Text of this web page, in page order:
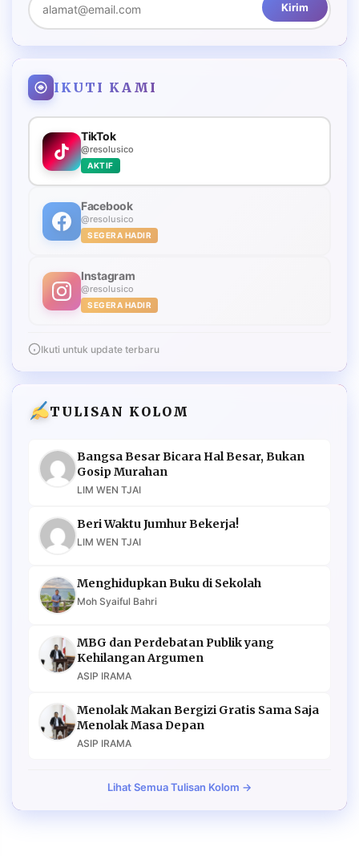
Kirim
IKUTI KAMI
TikTok
@resolusico
AKTIF
Facebook
@resolusico
SEGERA HADIR
Instagram
@resolusico
SEGERA HADIR
Ikuti untuk update terbaru
TULISAN KOLOM
Bangsa Besar Bicara Hal Besar, Bukan
Gosip Murahan
LIM WEN TJAI
Beri Waktu Jumhur Bekerja!
LIM WEN TJAI
Menghidupkan Buku di Sekolah
Moh Syaiful Bahri
MBG dan Perdebatan Publik yang
Kehilangan Argumen
ASIP IRAMA
Menolak Makan Bergizi Gratis Sama Saja
Menolak Masa Depan
ASIP IRAMA
Lihat Semua Tulisan Kolom →